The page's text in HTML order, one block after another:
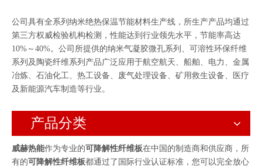
公司具有全系列纳米绝热保温节能材料生产线，所生产产品均通过
第三方权威检验机构检测，性能达到行业领先水平，节能率高达
10%～40%。公司所提供的纳米气凝胶微孔系列、可溶性环保纤维
系列及陶瓷纤维系列产品广泛应用于航空航天、船舶、电力、金属
冶炼、石油化工、热工设备、废气处理设备、矿用救生设备、医疗
及新能源汽车制造等行业。
产品分类
威赫热能作为专业的可降解性纤维板在中国的制造商和供应商，所
有的可降解性纤维板都通过了国际行业认证标准，您可以完全放心